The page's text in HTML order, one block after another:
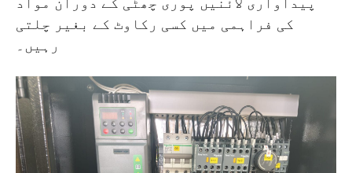
کی فراہمی میں کسی رکاوٹ کے بغیر چلتی
رہیں۔